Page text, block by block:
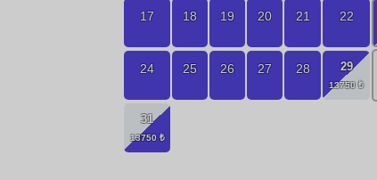
17 18 19 20 21 22
24 25 26 27 28 29
31